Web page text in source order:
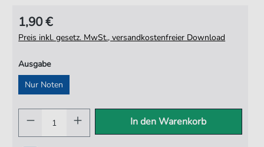
1,90 €
Preis inkl. gesetz. MwSt., versandkostenfreier Download
Ausgabe
Nur Noten
In den Warenkorb